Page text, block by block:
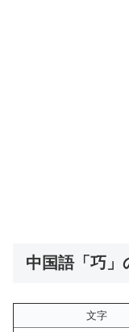
中国語「巧」
文字